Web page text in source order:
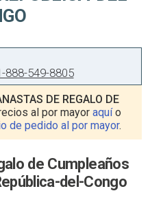
888-549-8805
DE REGALO DE
al por mayor aquío
de pedido al por mayor.
de Cumpleaños
del-Congo